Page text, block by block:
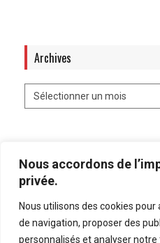
Nous accordons de
privée.
Nous utilisons des cookies
de navigation, proposer des
personnalisés et analyser notre
Archives
Mentions légales Politique de